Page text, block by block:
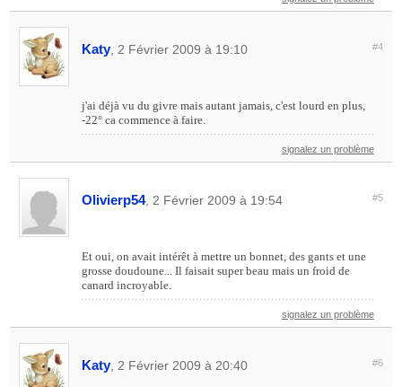
Katy, 2 Février 2009 à 19:10 #4
j'ai déjà vu du givre mais autant jamais, c'est lourd en plus,
-22° ca commence à faire.
signalez un problème
Olivierp54, 2 Février 2009 à 19:54 #5
Et oui, on avait intérêt à mettre un bonnet, des gants et une
grosse doudoune... Il faisait super beau mais un froid de
canard incroyable.
signalez un problème
Katy, 2 Février 2009 à 20:40 #6